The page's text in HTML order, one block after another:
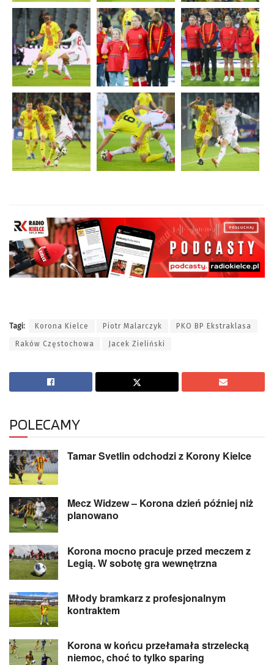
Tagi: Korona Kielce Piotr Malarczyk PKO BP Ekstraklasa
Raków Częstochowa Jacek Zieliński
POLECAMY
Tamar Svetlin odchodzi z Korony Kielce
Mecz Widzew – Korona dzień później niż
planowano
Korona mocno pracuje przed meczem z
Legią. W sobotę gra wewnętrzna
Młody bramkarz z profesjonalnym
kontraktem
Korona w końcu przełamała strzelecką
niemoc, choć to tylko sparing